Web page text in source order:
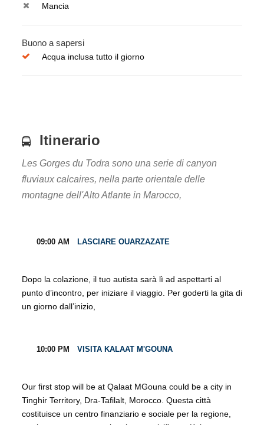
Mancia
Buono a sapersi
Acqua inclusa tutto il giorno
Itinerario
Les Gorges du Todra sono una serie di canyon
fluviaux calcaires, nella parte orientale delle
montagne dell'Alto Atlante in Marocco,
09:00 AM LASCIARE OUARZAZATE
Dopo la colazione, il tuo autista sarà lì ad aspettarti al
punto d’incontro, per iniziare il viaggio. Per goderti la gita di
un giorno dall’inizio,
10:00 PM VISITA KALAAT M'GOUNA
Our first stop will be at Qalaat MGouna could be a city in
Tinghir Territory, Dra-Tafilalt, Morocco. Questa città
costituisce un centro finanziario e sociale per la regione,